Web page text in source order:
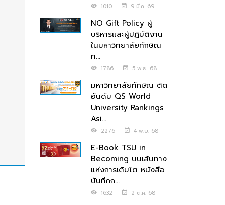
1010 9 มี.ค. 69
NO Gift Policy ผู้
บริหารและผู้ปฏิบัติงาน
ในมหาวิทยาลัยทักษิณ
ท...
1786 5 พ.ย. 68
มหาวิทยาลัยทักษิณ ติด
อันดับ QS World
University Rankings
Asi...
2276 4 พ.ย. 68
E-Book TSU in
Becoming บนเส้นทาง
แห่งการเติบโต หนังสือ
บันทึกก...
1632 2 ต.ค. 68